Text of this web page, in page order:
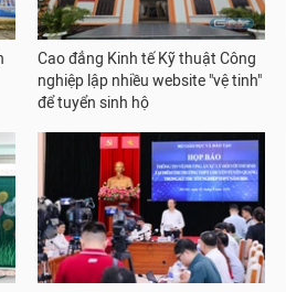
Cao đẳng Kinh tế Kỹ thuật Công
nghiệp lập nhiều website "vệ tinh"
để tuyển sinh hộ